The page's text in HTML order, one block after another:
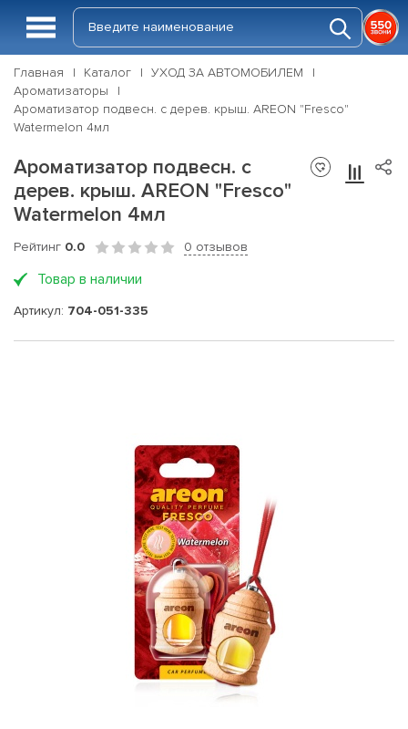
Главная Каталог
УХОД ЗА АВТОМОБИЛЕМ
Ароматизаторы
Ароматизатор подвесн. с дерев. крыш. AREON "Fresco"
Watermelon 4мл
Ароматизатор подвесн. с
дерев. крыш. AREON "Fresco"
Watermelon 4мл
Рейтинг 0.0 0 отзывов
Товар в наличии
Артикул: 704-051-335